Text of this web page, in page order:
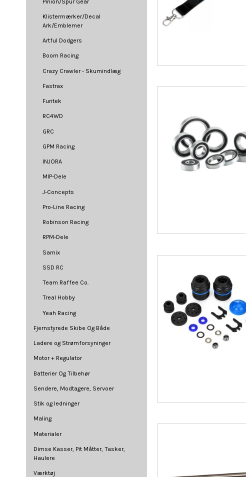
Klistermærker/Decal
Ark/Emblemer
Artful Dodgers
Boom Racing
Crazy Crawler - Skumindlæg
Fastrax
Furitek
RC4WD
GRC
GPM Racing
INJORA
MIP-Dele
J-Concepts
Pro-Line Racing
Robinson Racing
RPM-Dele
Samix
SSD RC
Team Raffee Co.
Treal Hobby
Yeah Racing
Fjernstyrede Skibe Og Både
Ladere og Strømforsyninger
Motor + Regulator
Batterier Og Tilbehør
Sendere, Modtagere, Servoer
Stik og ledninger
Maling
Materialer
Dimse Kasser, Pit Måtter, Tasker,
Haulere
Værktøj